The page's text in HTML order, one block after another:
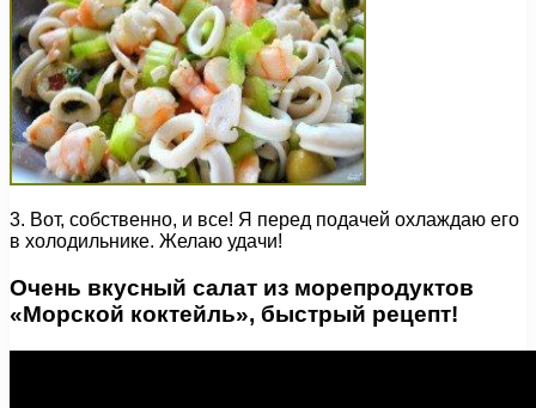
3. Вот, собственно, и все! Я перед подачей охлаждаю его
в холодильнике. Желаю удачи!
Очень вкусный салат из морепродуктов
«Морской коктейль», быстрый рецепт!